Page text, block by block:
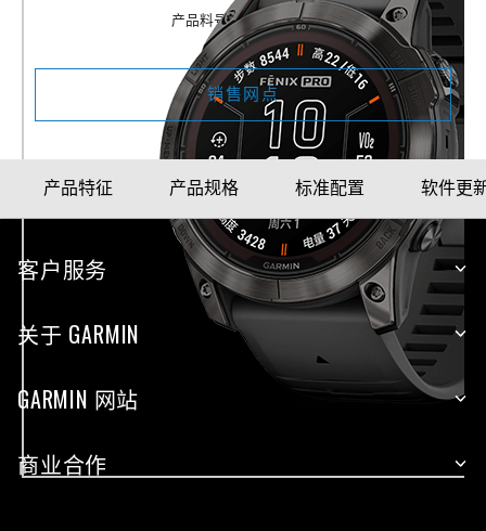
产品料号010-02778-50
销售网点
产品特征 产品规格 标准配置 软件更
客户服务
关于 GARMIN
GARMIN 网站
商业合作